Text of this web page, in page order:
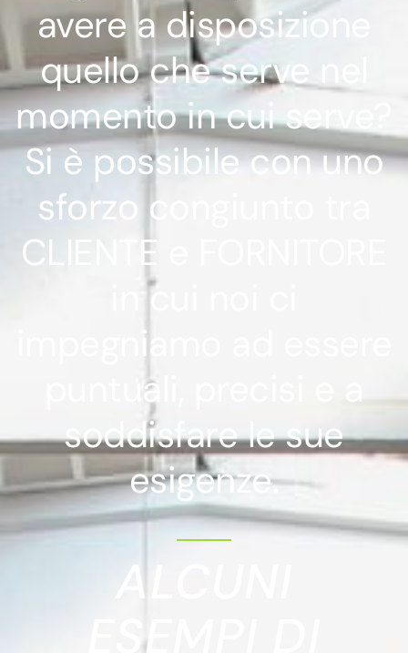
avere a disposizione
quello che serve nel
momento in cui serve?
Si è possibile con uno
sforzo congiunto tra
CLIENTE e FORNITORE
in cui noi ci
impegniamo ad essere
puntuali, precisi e a
soddisfare le sue
esigenze.
ALCUNI
ESEMPI DI